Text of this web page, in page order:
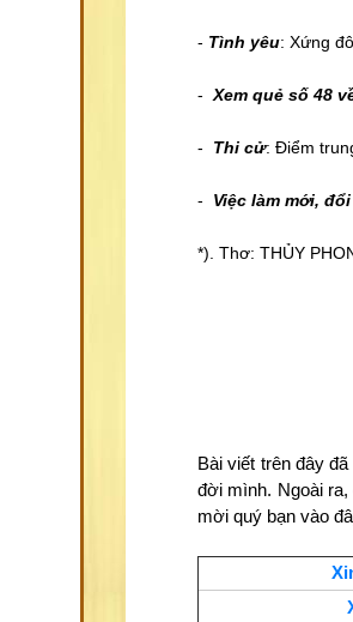
- Tình yêu: Xứng
- Xem quẻ số 48
- Thi cử: Điểm
- Việc làm mới,
*). Thơ: THỦY
Bài viết trên đây
đời mình. Ngoài
mời quý bạn vào